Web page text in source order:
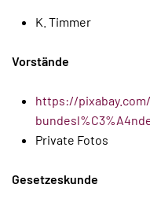
K. Timmer
Vorstände
https://
Private Fotos
Gesetzeskunde